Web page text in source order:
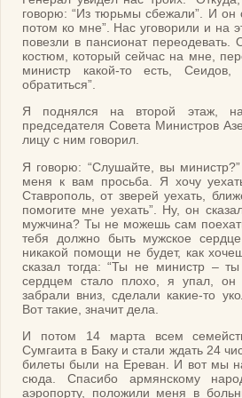
говорю: “Из тюрьмы сбежали”. И он
потом ко мне”. Нас уговорили и на
повезли в пансионат переодевать.
костюм, который сейчас на мне,
министр какой-то есть,
обратиться”.
Я поднялся на второй этаж,
председателя Совета Министров
лицу с ним говорил.
Я говорю: “Слушайте, вы
меня к вам просьба. Я хочу
Ставрополь, от зверей уехать,
помогите мне уехать”. Ну, он
мужчина? Ты не можешь сам
тебя должно быть мужское
никакой помощи не будет, как
сказал тогда: “Ты не министр –
сердцем стало плохо, я упал, он
забрали вниз, сделали какие-то
Вот такие, значит дела.
И потом 14 марта всем
Сумгаита в Баку и стали ждать 24
билеты были на Ереван. И вот мы
сюда. Спасибо армянскому
аэропорту, положили меня в